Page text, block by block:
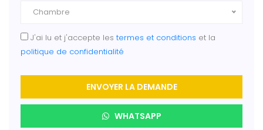
Chambre
J'ai lu et j'accepte les termes et conditions et la
politique de confidentialité
ENVOYER LA DEMANDE
WHATSAPP